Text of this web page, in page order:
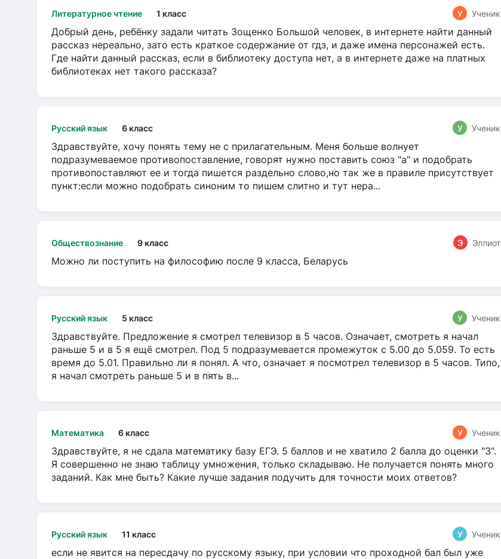
Литературное чтение 1 класс У Ученик
Добрый день, ребёнку задали читать Зощенко Большой человек, в интернете найти данный
рассказ нереально, зато есть краткое содержание от гдз, и даже имена персонажей есть.
Где найти данный рассказ, если в библиотеку доступа нет, а в интернете даже на платных
библиотеках нет такого рассказа?
Русский язык 6 класс У Ученик
Здравствуйте, хочу понять тему не с прилагательным. Меня больше волнует
подразумеваемое противопоставление, говорят нужно поставить союз "а" и подобрать
противопоставляют ее и тогда пишется раздельно слово,но так же в правиле присутствует
пункт:если можно подобрать синоним то пишем слитно и тут нера...
Обществознание 9 класс Э Эллиот
Можно ли поступить на философию после 9 класса, Беларусь
Русский язык 5 класс У Ученик
Здравствуйте. Предложение я смотрел телевизор в 5 часов. Означает, смотреть я начал
раньше 5 и в 5 я ещё смотрел. Под 5 подразумевается промежуток с 5.00 до 5.059. То есть
время до 5.01. Правильно ли я понял. А что, означает я посмотрел телевизор в 5 часов. Типо,
я начал смотреть раньше 5 и в пять в...
Математика 6 класс У Ученик
Здравствуйте, я не сдала математику базу ЕГЭ. 5 баллов и не хватило 2 балла до оценки "3".
Я совершенно не знаю таблицу умножения, только складываю. Не получается понять много
заданий. Как мне быть? Какие лучше задания подучить для точности моих ответов?
Русский язык 11 класс У Ученик
если не явится на пересдачу по русскому языку, при условии что проходной бал был уже